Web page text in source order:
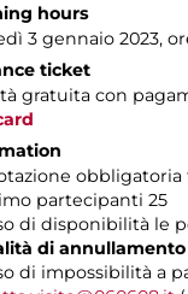
hours
3 gennaio 2023,
ticket
gratuita con
obbligatoria
partecipanti 25
di disponibilità le
di annullamento
di impossibilità a